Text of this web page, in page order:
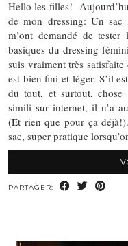
Hello les filles!
de mon dressing: Un
m’ont demandé de
basiques du dressing
suis vraiment très
est bien fini et léger. S’il
du tout, et surtout, chose
simili sur internet, il n’a
(Et rien que pour ça
sac, super pratique
PARTAGER: